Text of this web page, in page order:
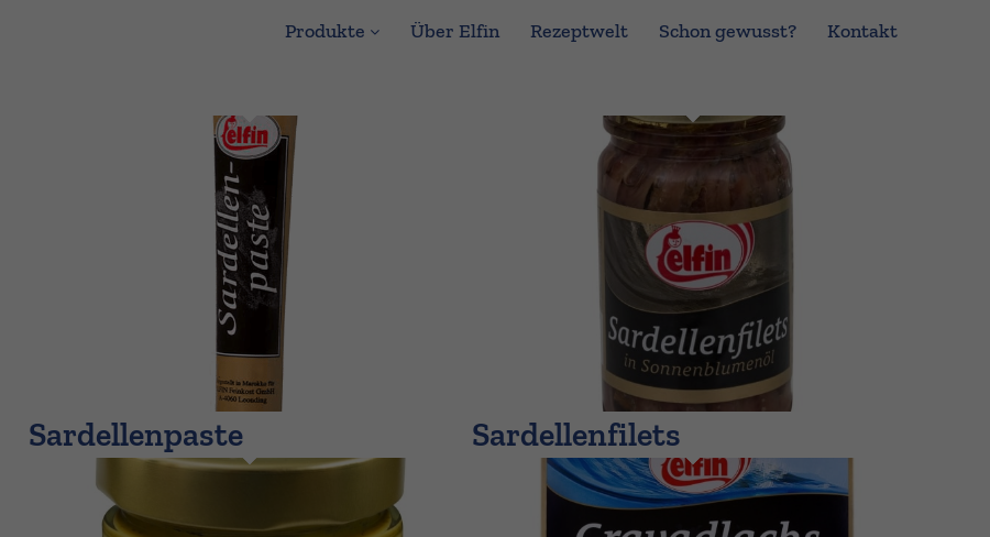
Produkte Über Elfin Rezeptwelt Schon gewusst? Kontakt
Sardellenpaste Sardellenfilets